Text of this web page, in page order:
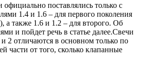
поставлялись только с
1.4 и 1.6 – для первого поколения
а также 1.6 и 1.2 – для второго. Об
и пойдет речь в статье далее.Свечи
2 отличаются в основном только по
части от того, сколько клапанные